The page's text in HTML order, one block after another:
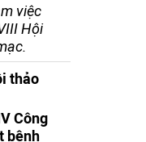
việc
Hội
thảo
Công
bệnh